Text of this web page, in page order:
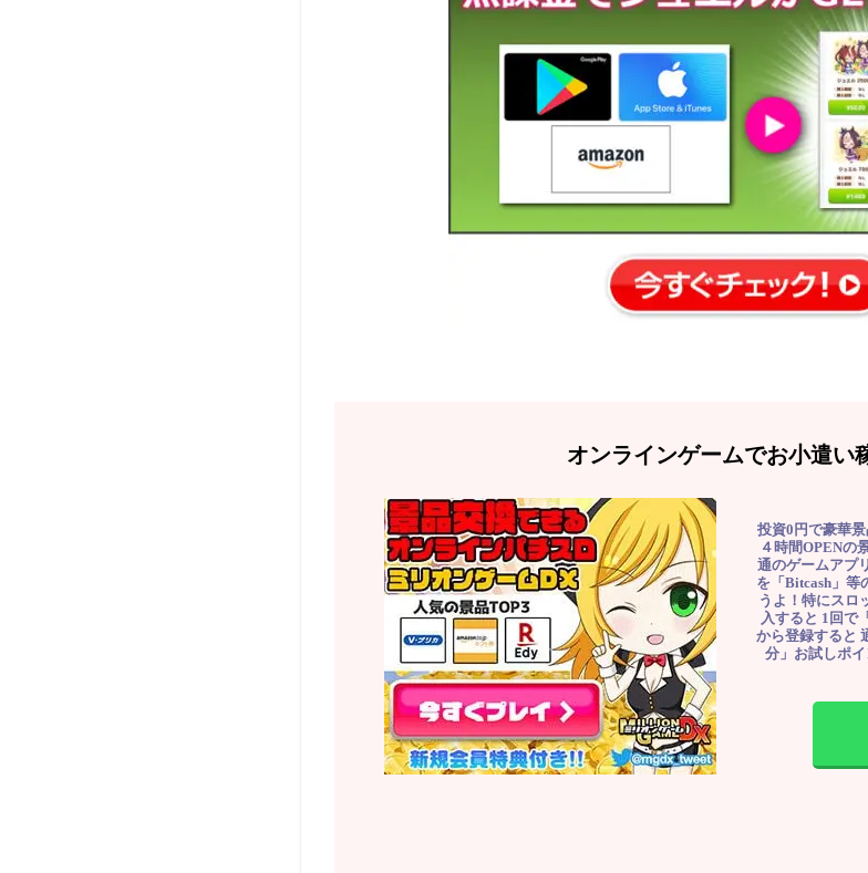
オンラインゲームでお小遣い
投資0円で豪華
４時間OPENの
通のゲームアプ
を「Bitcash」等
うよ！特にスロ
入すると 1回で
から登録すると
分」お試しポ